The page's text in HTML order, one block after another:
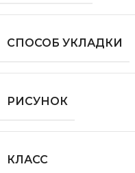
СПОСОБ УКЛАДКИ
РИСУНОК
КЛАСС